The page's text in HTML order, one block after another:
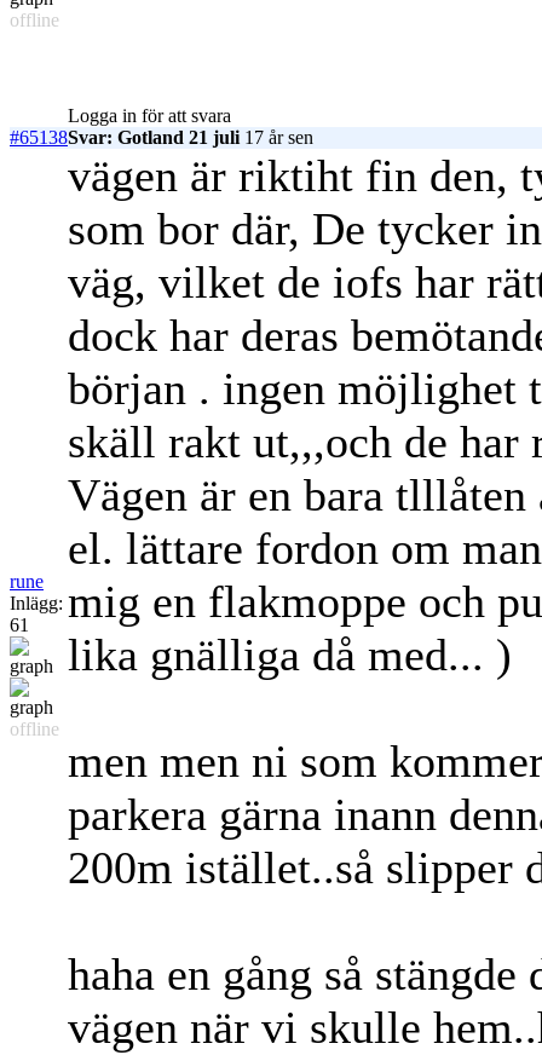
offline
Logga in för att svara
#65138Svar: Gotland 21 juli17 år sen
rune
Inlägg:
61
offline
vägen är riktiht fin den,
som bor där, De tycker
väg, vilket de iofs har
dock har deras
början . ingen möjlighet
skäll rakt ut,,,och de
Vägen är en bara
el. lättare fordon om
mig en flakmoppe och
lika gnälliga då med... )
men men ni som
parkera gärna inann
200m istället..så slipper
haha en gång så
vägen när vi skulle